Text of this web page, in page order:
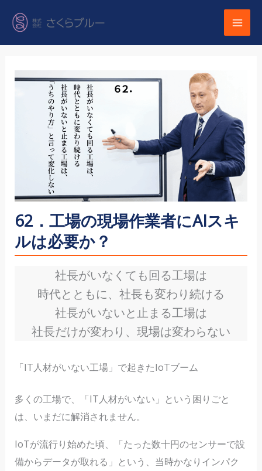
を
62．工場の現場作業者にAIスキ
ルは必要か？
社長がいなくても回る工場は
時代とともに、社長も変わり続ける
社長がいないと止まる工場は
社長だけが変わり、現場は変わらない
「IT人材がいない工場」で起きたIoTブーム
多くの工場で、「IT人材がいない」という困りごと
は、いまだに解消されません。
IoTが流行り始めた頃、「たった数十円のセンサーで設
備からデータが取れる」という、当時かなりインパク